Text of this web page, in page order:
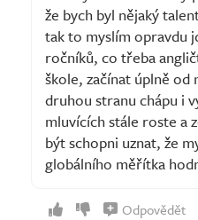
že bych byl nějaký
tak to myslím opravdu
ročníků, co třeba
škole, začínat úplně od
druhou stranu chápu i
mluvících stále roste a
být schopni uznat, že
globálního měřítka
Odpovědět